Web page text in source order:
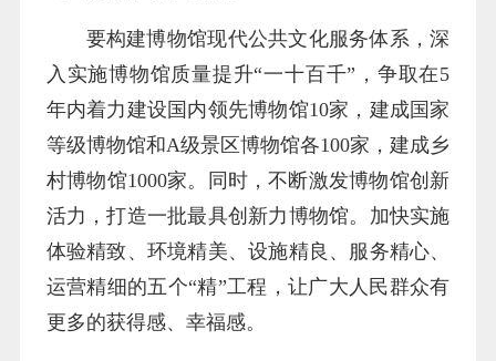
要构建博物馆现代公共文化服务体系，深
入实施博物馆质量提升“一十百千”，争取在5
年内着力建设国内领先博物馆10家，建成国家
等级博物馆和A级景区博物馆各100家，建成乡
村博物馆1000家。同时，不断激发博物馆创新
活力，打造一批最具创新力博物馆。加快实施
体验精致、环境精美、设施精良、服务精心、
运营精细的五个“精”工程，让广大人民群众有
更多的获得感、幸福感。